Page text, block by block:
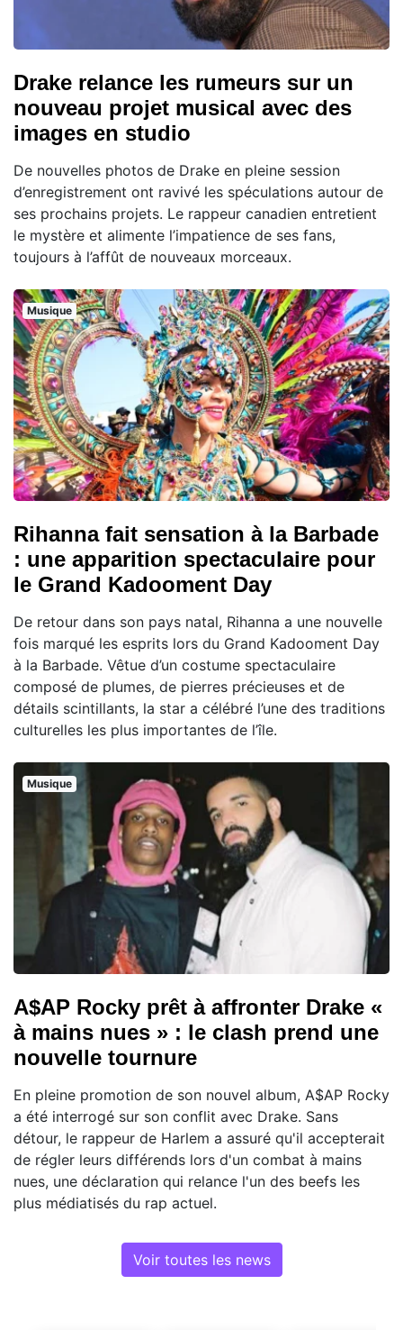
Drake relance les rumeurs sur un
nouveau projet musical avec des
images en studio
De nouvelles photos de Drake en pleine session
d’enregistrement ont ravivé les spéculations autour de
ses prochains projets. Le rappeur canadien entretient
le mystère et alimente l’impatience de ses fans,
toujours à l’affût de nouveaux morceaux.
Musique
Rihanna fait sensation à la Barbade
: une apparition spectaculaire pour
le Grand Kadooment Day
De retour dans son pays natal, Rihanna a une nouvelle
fois marqué les esprits lors du Grand Kadooment Day
à la Barbade. Vêtue d’un costume spectaculaire
composé de plumes, de pierres précieuses et de
détails scintillants, la star a célébré l’une des traditions
culturelles les plus importantes de l’île.
Musique
A$AP Rocky prêt à affronter Drake «
à mains nues » : le clash prend une
nouvelle tournure
En pleine promotion de son nouvel album, A$AP Rocky
a été interrogé sur son conflit avec Drake. Sans
détour, le rappeur de Harlem a assuré qu'il accepterait
de régler leurs différends lors d'un combat à mains
nues, une déclaration qui relance l'un des beefs les
plus médiatisés du rap actuel.
Voir toutes les news